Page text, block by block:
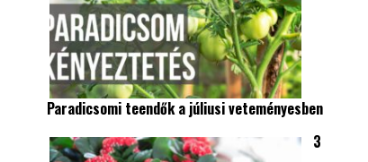
Paradicsomi teendők a júliusi veteményesben
3